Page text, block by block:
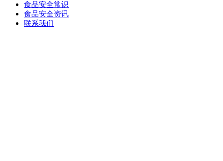
食品安全常识
食品安全资讯
联系我们